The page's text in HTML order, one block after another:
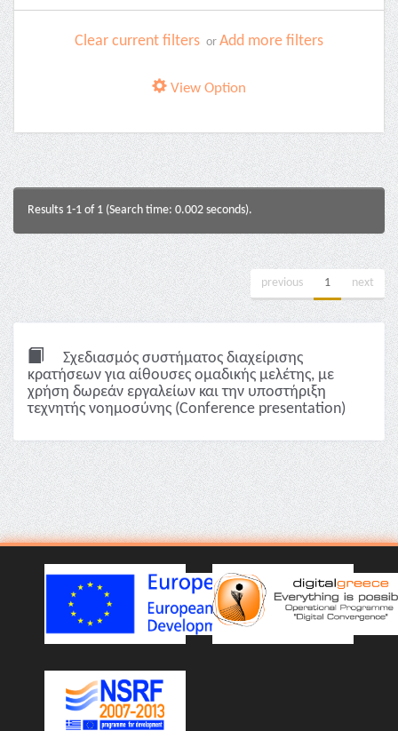
Clear current filters or Add more filters
View Option
Results 1-1 of 1 (Search time: 0.002 seconds).
previous 1 next
Σχεδιασμός συστήματος διαχείρισης
κρατήσεων για αίθουσες ομαδικής μελέτης, με
χρήση δωρεάν εργαλείων και την υποστήριξη
τεχνητής νοημοσύνης (Conference presentation)